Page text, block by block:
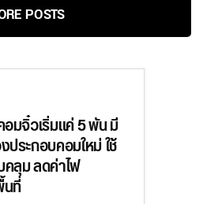
POSTS
มจิ๋วเริ่มแค่ 5 พัน มี
ประกอบคอมใหม่ ใช้
ลุม ลดค่าไฟ
ที่